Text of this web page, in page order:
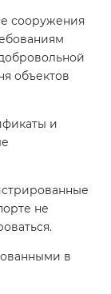
сооружения
объектов
и
не
в